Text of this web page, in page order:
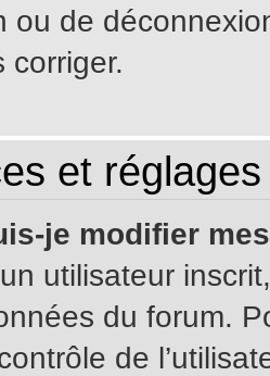
ou de
corriger.
et
je modifier
utilisateur
du forum.
de